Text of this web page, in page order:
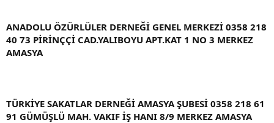
ANADOLU ÖZÜRLÜLER DERNEĞİ GENEL MERKEZİ 0358 218
40 73 PİRİNÇÇİ CAD.YALIBOYU APT.KAT 1 NO 3 MERKEZ
AMASYA
TÜRKİYE SAKATLAR DERNEĞİ AMASYA ŞUBESİ 0358 218 61
91 GÜMÜŞLÜ MAH. VAKIF İŞ HANI 8/9 MERKEZ AMASYA